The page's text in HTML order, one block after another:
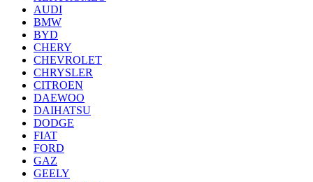
AUDI
BMW
BYD
CHERY
CHEVROLET
CHRYSLER
CITROEN
DAEWOO
DAIHATSU
DODGE
FIAT
FORD
GAZ
GEELY